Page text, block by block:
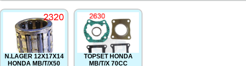
N.LAGER 12X17X14
HONDA MB/T/X50
TOPSET HONDA
MB/T/X 70CC